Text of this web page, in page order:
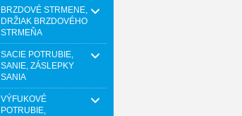
BRZDOVÉ STRMENE,
DRŽIAK BRZDOVÉHO
STRMEŇA
SACIE POTRUBIE,
SANIE, ZÁSLEPKY
SANIA
VÝFUKOVÉ
POTRUBIE,